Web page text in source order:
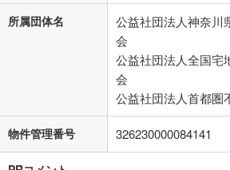
所属団体名
公益社団法人神奈川
会
公益社団法人全国宅
会
公益社団法人首都圏
物件管理番号 326230000084141